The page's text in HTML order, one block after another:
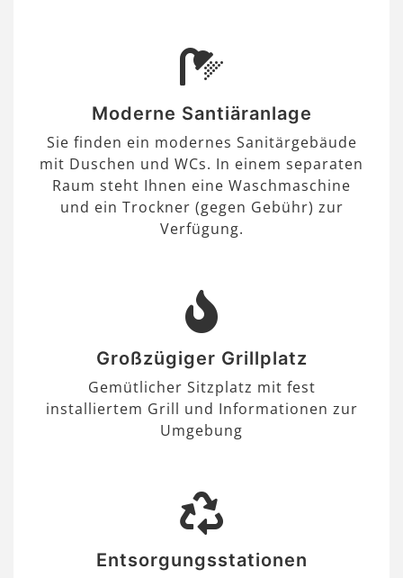
Moderne Santiäranlage
Sie finden ein modernes Sanitärgebäude
mit Duschen und WCs. In einem separaten
Raum steht Ihnen eine Waschmaschine
und ein Trockner (gegen Gebühr) zur
Verfügung.
Großzügiger Grillplatz
Gemütlicher Sitzplatz mit fest
installiertem Grill und Informationen zur
Umgebung
Entsorgungsstationen